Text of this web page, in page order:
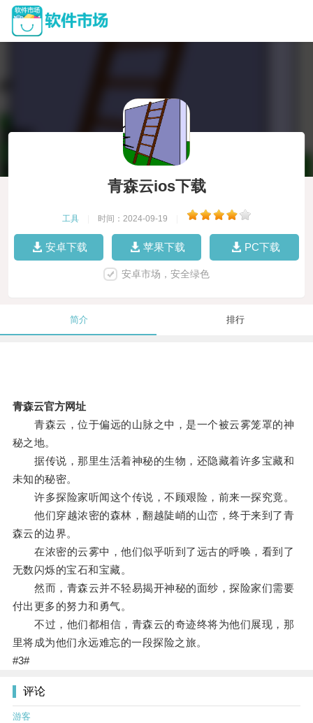
青森云ios下载
工具 时间：2024-09-19
安卓下载 苹果下载 PC下载
安卓市场，安全绿色
简介 排行
青森云官方网址
青森云，位于偏远的山脉之中，是一个被云雾笼罩的神
秘之地。
据传说，那里生活着神秘的生物，还隐藏着许多宝藏和
未知的秘密。
许多探险家听闻这个传说，不顾艰险，前来一探究竟。
他们穿越浓密的森林，翻越陡峭的山峦，终于来到了青
森云的边界。
在浓密的云雾中，他们似乎听到了远古的呼唤，看到了
无数闪烁的宝石和宝藏。
然而，青森云并不轻易揭开神秘的面纱，探险家们需要
付出更多的努力和勇气。
不过，他们都相信，青森云的奇迹终将为他们展现，那
里将成为他们永远难忘的一段探险之旅。
#3#
评论
游客